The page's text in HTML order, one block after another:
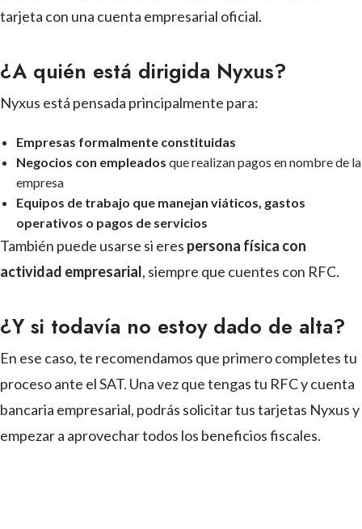
tarjeta con una cuenta empresarial oficial.
¿A quién está dirigida Nyxus?
Nyxus está pensada principalmente para:
Empresas formalmente constituidas
Negocios con empleados que realizan pagos en nombre de la
empresa
Equipos de trabajo que manejan viáticos, gastos
operativos o pagos de servicios
También puede usarse si eres persona física con
actividad empresarial, siempre que cuentes con RFC.
¿Y si todavía no estoy dado de alta?
En ese caso, te recomendamos que primero completes tu
proceso ante el SAT. Una vez que tengas tu RFC y cuenta
bancaria empresarial, podrás solicitar tus tarjetas Nyxus y
empezar a aprovechar todos los beneficios fiscales.